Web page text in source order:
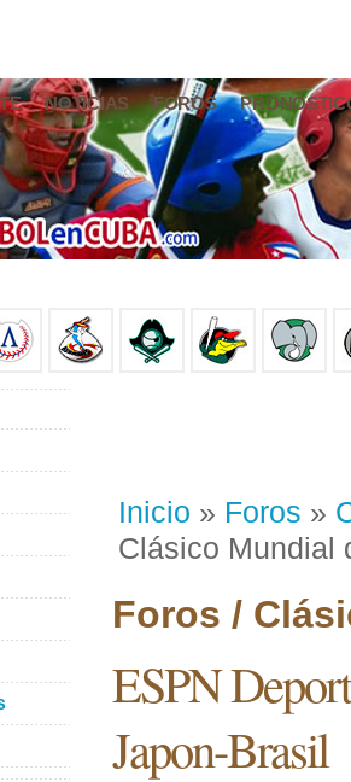
NOTICIAS FOROS
Inicio » Foros »
Clásico Mundial
Foros /
ESPN
Japon-Brasil